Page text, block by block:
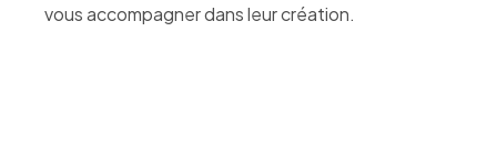
vous accompagner dans leur création.